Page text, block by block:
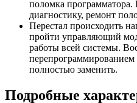
поломка
диагностику, ремонт
Перестал происходить
пройти управляющий
работы всей системы.
перепрограммированием
полностью заменить.
Подробные